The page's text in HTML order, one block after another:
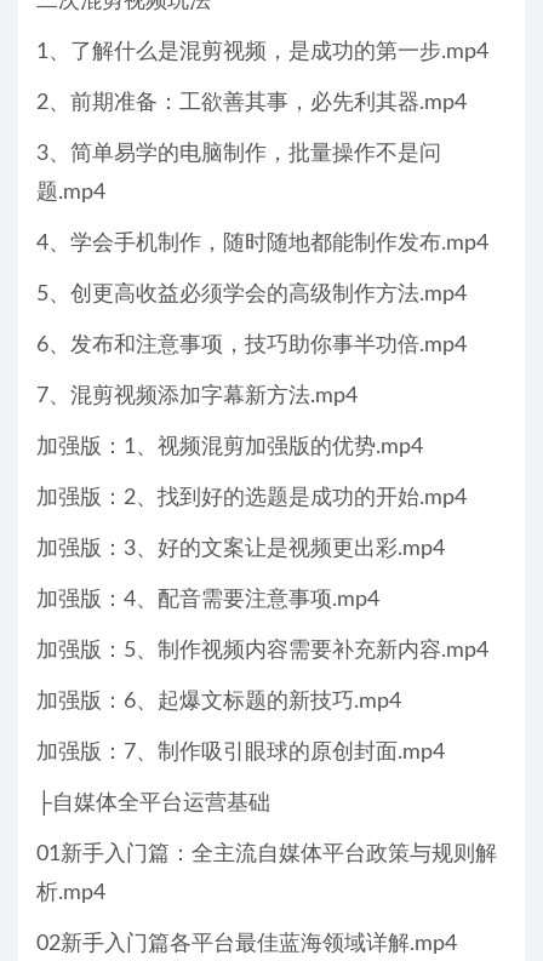
1、了解什么是混剪视频，是成功的第一步.mp4
2、前期准备：工欲善其事，必先利其器.mp4
3、简单易学的电脑制作，批量操作不是问
题.mp4
4、学会手机制作，随时随地都能制作发布.mp4
5、创更高收益必须学会的高级制作方法.mp4
6、发布和注意事项，技巧助你事半功倍.mp4
7、混剪视频添加字幕新方法.mp4
加强版：1、视频混剪加强版的优势.mp4
加强版：2、找到好的选题是成功的开始.mp4
加强版：3、好的文案让是视频更出彩.mp4
加强版：4、配音需要注意事项.mp4
加强版：5、制作视频内容需要补充新内容.mp4
加强版：6、起爆文标题的新技巧.mp4
加强版：7、制作吸引眼球的原创封面.mp4
├自媒体全平台运营基础
01新手入门篇：全主流自媒体平台政策与规则解
析.mp4
02新手入门篇各平台最佳蓝海领域详解.mp4